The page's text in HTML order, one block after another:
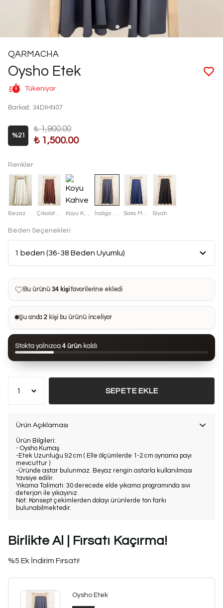
QARMACHA
Oysho Etek
Tükeniyor
Barkod : 34DIHN07
%21
₺ 1,900.00
₺ 1,500.00
Renkler
Beyaz Koyu Kahve Siyah
Beden Seçenekleri
Bu ürün şu anda7 kişininsepetinde
Bu ürünü34 kişifavorilerine ekledi
Bu ürün son 24 saatte 118 kez
Bu ürün son 7 günde13 kezsatın alındı
Şu anda2 kişi bu ürünü inceliyor
Stokta yalnızca 4 ürün kaldı
SEPETE EKLE
Ürün Açıklaması
Ürün Bilgileri:
- Oysho Kumaş
-Etek Uzunluğu 92 cm ( Elle ölçümlerde 1-2 cm oynama payı
mevcuttur )
-Üründe astar bulunmaz. Beyaz rengin astarla kullanılması
tavsiye edilir.
Yıkama Talimatı: 30 derecede elde yıkama programında sıvı
deterjan ile yıkayınız.
Not: Konsept çekimlerden dolayı ürünlerde ton farkı
bulunabilmektedir.
Birlikte Al | Fırsatı Kaçırma!
%5 Ek İndirim Fırsatı!
Oysho Etek